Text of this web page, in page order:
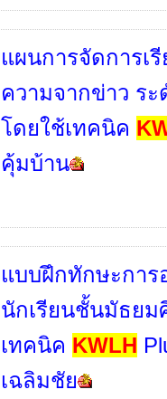
แผนการจัดการเ
ความจากข่าว ร
โดยใช้เทคนิค
คุ้มบ้าน
แบบฝึกทักษะการ
นักเรียนชั้นมัธยม
เทคนิค KWLH
เฉลิมชัย